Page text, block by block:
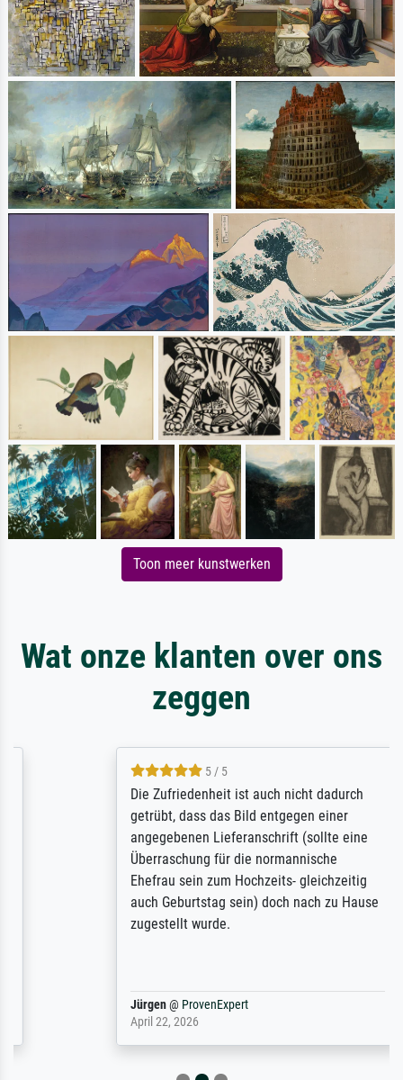
Toon meer kunstwerken
Wat onze klanten over ons
zeggen
5 / 5
Die Zufriedenheit ist auch nicht dadurch
getrübt, dass das Bild entgegen einer
angegebenen Lieferanschrift (sollte eine
Überraschung für die normannische
Ehefrau sein zum Hochzeits- gleichzeitig
auch Geburtstag sein) doch nach zu Hause
zugestellt wurde.
ProvenExpert
April 22, 2026